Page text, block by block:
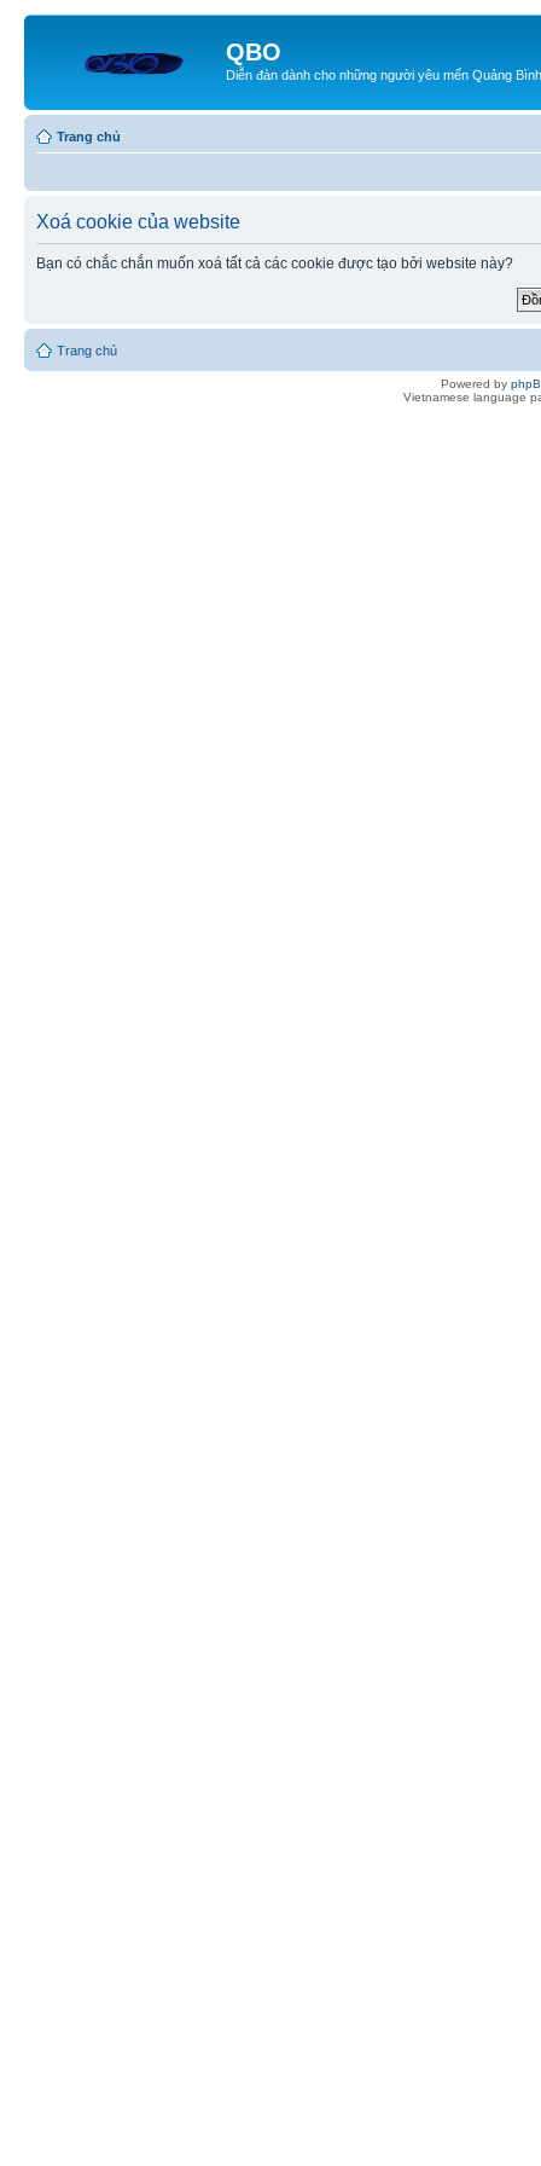
QBO
Diễn đàn dành cho những người yêu mến Quảng Bình
Trang chủ
Xoá cookie của website
Bạn có chắc chắn muốn xoá tất cả các cookie được tạo bởi website này?
Trang chủ
Powered by
Vietnamese language